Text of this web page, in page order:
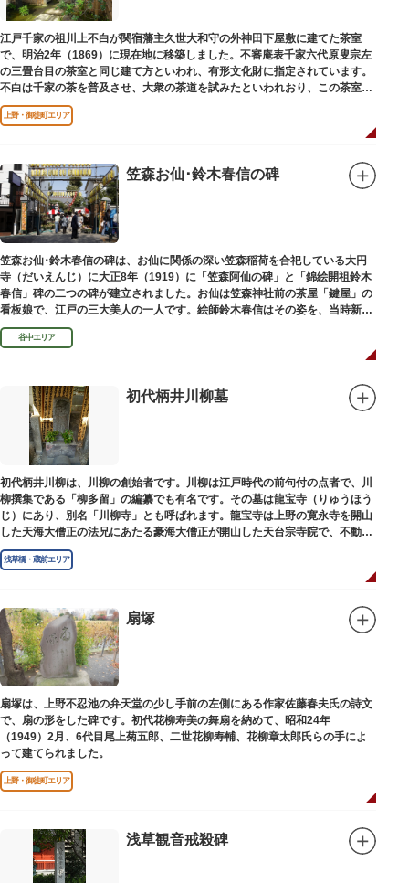
江戸千家の祖川上不白が関宿藩主久世大和守の外神田下屋敷に建てた茶室
で、明治2年（1869）に現在地に移築しました。不審庵表千家六代原叟宗左
の三畳台目の茶室と同じ建て方といわれ、有形文化財に指定されています。
不白は千家の茶を普及させ、大衆の茶道を試みたといわれおり、この茶室は
江戸千家を広める拠点となりました。
上野・御徒町エリア
笠森お仙･鈴木春信の碑
笠森お仙･鈴木春信の碑は、お仙に関係の深い笠森稲荷を合祀している大円
寺（だいえんじ）に大正8年（1919）に「笠森阿仙の碑」と「錦絵開祖鈴木
春信」碑の二つの碑が建立されました。お仙は笠森神社前の茶屋「鍵屋」の
看板娘で、江戸の三大美人の一人です。絵師鈴木春信はその姿を、当時新し
い絵画様式である多色刷り版画「錦絵」に描きました。
谷中エリア
初代柄井川柳墓
初代柄井川柳は、川柳の創始者です。川柳は江戸時代の前句付の点者で、川
柳撰集である「柳多留」の編纂でも有名です。その墓は龍宝寺（りゅうほう
じ）にあり、別名「川柳寺」とも呼ばれます。龍宝寺は上野の寛永寺を開山
した天海大僧正の法兄にあたる豪海大僧正が開山した天台宗寺院で、不動明
王の梵字を刻んだ板碑が境内に残っています。
浅草橋・蔵前エリア
扇塚
扇塚は、上野不忍池の弁天堂の少し手前の左側にある作家佐藤春夫氏の詩文
で、扇の形をした碑です。初代花柳寿美の舞扇を納めて、昭和24年
（1949）2月、6代目尾上菊五郎、二世花柳寿輔、花柳章太郎氏らの手によ
って建てられました。
上野・御徒町エリア
浅草観音戒殺碑